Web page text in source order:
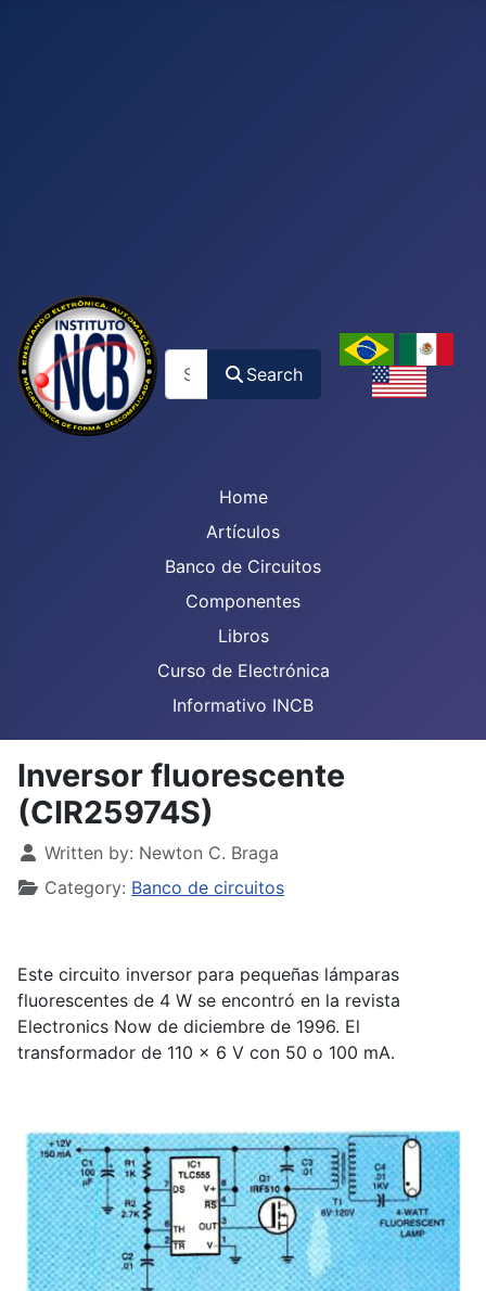
Search
Home
Artículos
Banco de Circuitos
Componentes
Libros
Curso de Electrónica
Informativo INCB
Inversor fluorescente
(CIR25974S)
Details
Written by: Newton C. Braga
Category: Banco de circuitos
Este circuito inversor para pequeñas lámparas
fluorescentes de 4 W se encontró en la revista
Electronics Now de diciembre de 1996. El
transformador de 110 x 6 V con 50 o 100 mA.